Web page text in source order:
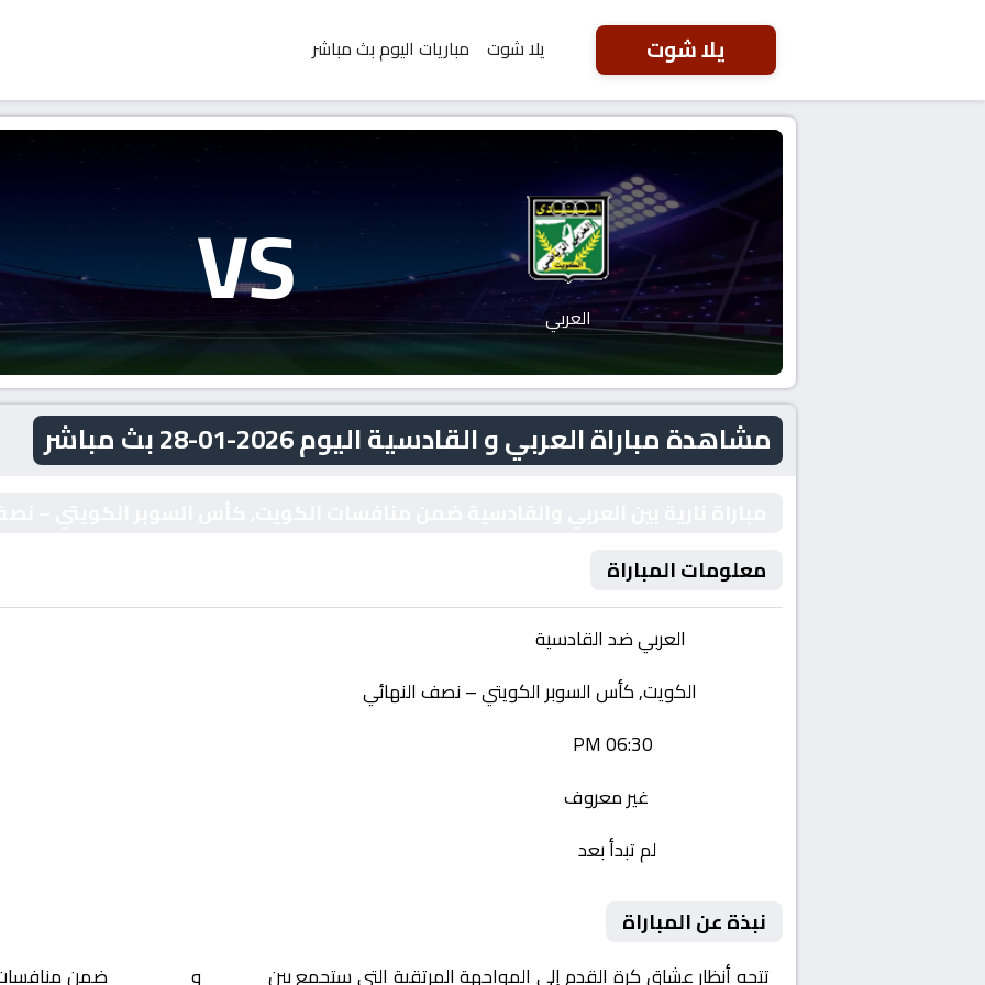
يلا شوت يلا شوت مباريات اليوم بث مباشر
العربي VS
مشاهدة مباراة العربي و القادسية اليوم 2026-01-28 بث مباشر
معلومات المباراة
العربي ضد القادسية
الكويت, كأس السوبر الكويتي – نصف النهائي
غير معروف
لم تبدأ بعد
نبذة عن المباراة
تتجه أنظار عشاق كرة القدم إلى المواجهة المرتقبة التي ستجمع بين والقادسية ضمن